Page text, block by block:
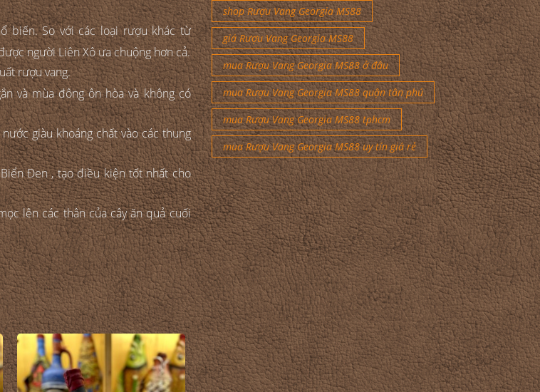
biến. So với các loại rượu khác từ
người Liên Xô ưa chuộng hơn cả.
rượu vang.
và mùa đông ôn hòa và không có
giàu khoáng chất vào các thung
Đen , tạo điều kiện tốt nhất cho
lên các thân của cây ăn quả cuối
shop Rượu Vang Georgia MS88
giá Rượu Vang Georgia MS88
mua Rượu Vang Georgia MS88 ở đâu
mua Rượu Vang Georgia MS88 quận tân phú
mua Rượu Vang Georgia MS88 tphcm
mua Rượu Vang Georgia MS88 uy tín giá rẻ